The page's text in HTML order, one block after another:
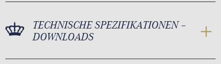
TECHNISCHE SPEZIFIKATIONEN –
DOWNLOADS